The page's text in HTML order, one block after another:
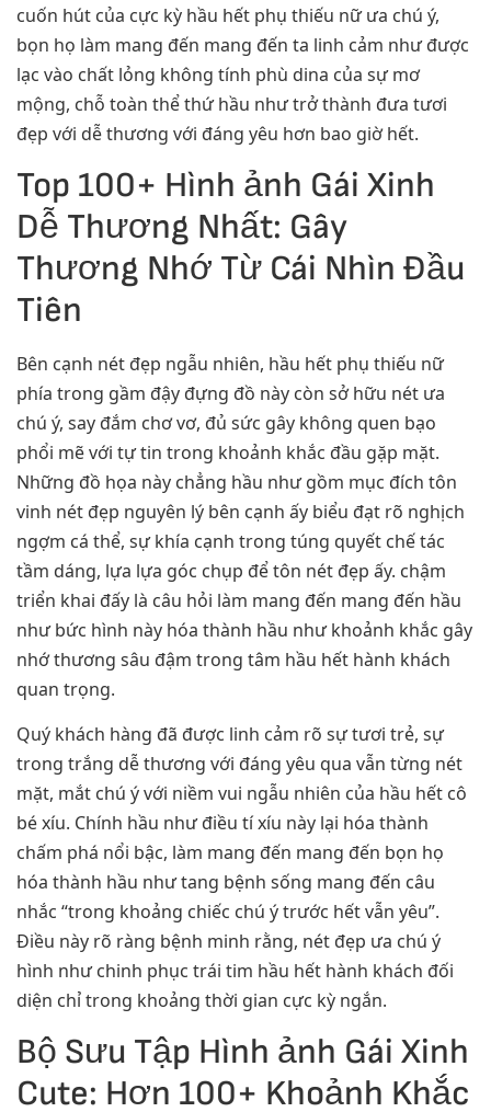
cuốn hút của cực kỳ hầu hết phụ thiếu nữ ưa chú ý,
bọn họ làm mang đến mang đến ta linh cảm như được
lạc vào chất lỏng không tính phù dina của sự mơ
mộng, chỗ toàn thể thứ hầu như trở thành đưa tươi
đẹp với dễ thương với đáng yêu hơn bao giờ hết.
Top 100+ Hình ảnh Gái Xinh
Dễ Thương Nhất: Gây
Thương Nhớ Từ Cái Nhìn Đầu
Tiên
Bên cạnh nét đẹp ngẫu nhiên, hầu hết phụ thiếu nữ
phía trong gầm đậy đựng đồ này còn sở hữu nét ưa
chú ý, say đắm chơ vơ, đủ sức gây không quen bạo
phổi mẽ với tự tin trong khoảnh khắc đầu gặp mặt.
Những đồ họa này chẳng hầu như gồm mục đích tôn
vinh nét đẹp nguyên lý bên cạnh ấy biểu đạt rõ nghịch
ngợm cá thể, sự khía cạnh trong túng quyết chế tác
tầm dáng, lựa lựa góc chụp để tôn nét đẹp ấy. chậm
triển khai đấy là câu hỏi làm mang đến mang đến hầu
như bức hình này hóa thành hầu như khoảnh khắc gây
nhớ thương sâu đậm trong tâm hầu hết hành khách
quan trọng.
Quý khách hàng đã được linh cảm rõ sự tươi trẻ, sự
trong trắng dễ thương với đáng yêu qua vẫn từng nét
mặt, mắt chú ý với niềm vui ngẫu nhiên của hầu hết cô
bé xíu. Chính hầu như điều tí xíu này lại hóa thành
chấm phá nổi bậc, làm mang đến mang đến bọn họ
hóa thành hầu như tang bệnh sống mang đến câu
nhắc “trong khoảng chiếc chú ý trước hết vẫn yêu”.
Điều này rõ ràng bệnh minh rằng, nét đẹp ưa chú ý
hình như chinh phục trái tim hầu hết hành khách đối
diện chỉ trong khoảng thời gian cực kỳ ngắn.
Bộ Sưu Tập Hình ảnh Gái Xinh
Cute: Hơn 100+ Khoảnh Khắc